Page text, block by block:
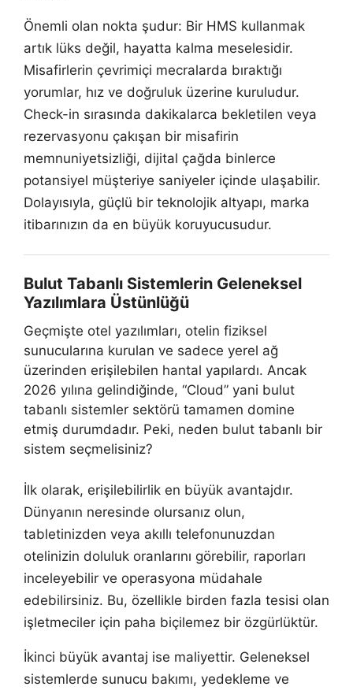
Önemli olan nokta şudur: Bir HMS kullanmak
artık lüks değil, hayatta kalma meselesidir.
Misafirlerin çevrimiçi mecralarda bıraktığı
yorumlar, hız ve doğruluk üzerine kuruludur.
Check-in sırasında dakikalarca bekletilen veya
rezervasyonu çakışan bir misafirin
memnuniyetsizliği, dijital çağda binlerce
potansiyel müşteriye saniyeler içinde ulaşabilir.
Dolayısıyla, güçlü bir teknolojik altyapı, marka
itibarınızın da en büyük koruyucusudur.
Bulut Tabanlı Sistemlerin Geleneksel
Yazılımlara Üstünlüğü
Geçmişte otel yazılımları, otelin fiziksel
sunucularına kurulan ve sadece yerel ağ
üzerinden erişilebilen hantal yapılardı. Ancak
2026 yılına gelindiğinde, “Cloud” yani bulut
tabanlı sistemler sektörü tamamen domine
etmiş durumdadır. Peki, neden bulut tabanlı bir
sistem seçmelisiniz?
İlk olarak, erişilebilirlik en büyük avantajdır.
Dünyanın neresinde olursanız olun,
tabletinizden veya akıllı telefonunuzdan
otelinizin doluluk oranlarını görebilir, raporları
inceleyebilir ve operasyona müdahale
edebilirsiniz. Bu, özellikle birden fazla tesisi olan
işletmeciler için paha biçilemez bir özgürlüktür.
İkinci büyük avantaj ise maliyettir. Geleneksel
sistemlerde sunucu bakımı, yedekleme ve